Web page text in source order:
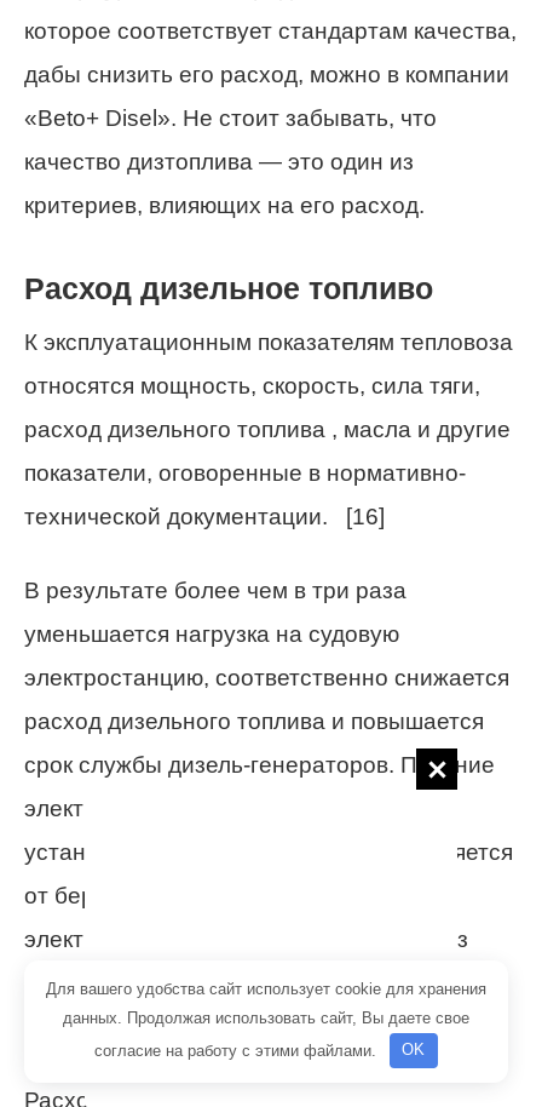
которое соответствует стандартам качества,
дабы снизить его расход, можно в компании
«Beto+ Disel». Не стоит забывать, что
качество дизтоплива — это один из
критериев, влияющих на его расход.
Расход дизельное топливо
К эксплуатационным показателям тепловоза
относятся мощность, скорость, сила тяги,
расход дизельного топлива , масла и другие
показатели, оговоренные в нормативно-
технической документации. [16]
В результате более чем в три раза
уменьшается нагрузка на судовую
электростанцию, соответственно снижается
расход дизельного топлива и повышается
срок службы дизель-генераторов. Питание
электродвигателей грузовых насосов,
установленных на причале, осуществляется
от береговой сети, стоимость
электроэнергии которой в несколько раз
ниже стоимости энергии, вырабатываемой
судовой станцией. [17]
Расход бензина для запуска дизелей
Для вашего удобства сайт использует cookie для хранения
данных. Продолжая использовать сайт, Вы даете свое
согласие на работу с этими файлами.
OK